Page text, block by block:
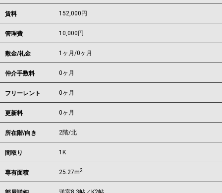
賃料 152,000 円
管理費 10,000円
敷金/礼金 1ヶ月/0ヶ月
仲介手数料 0ヶ月
フリーレント 0ヶ月
更新料 0ヶ月
所在階/向き 2階/北
間取り 1K
専有面積 25.27m2